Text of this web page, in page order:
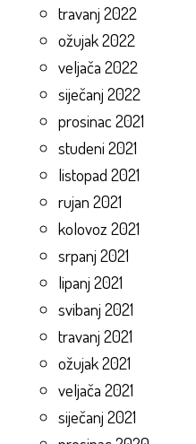
travanj 2022
ožujak 2022
veljača 2022
siječanj 2022
prosinac 2021
studeni 2021
listopad 2021
rujan 2021
kolovoz 2021
srpanj 2021
lipanj 2021
svibanj 2021
travanj 2021
ožujak 2021
veljača 2021
siječanj 2021